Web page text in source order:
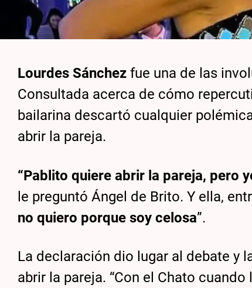
Lourdes Sánchez fue una de las
Consultada acerca de cómo
bailarina descartó cualquier
abrir la pareja.
“Pablito quiere abrir la pareja, pero
le preguntó Ángel de Brito. Y ella,
no quiero porque soy celosa”.
La declaración dio lugar al debate y
abrir la pareja. “Con el Chato